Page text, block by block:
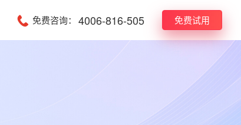
免费咨询： 4006-816-505 免费试用